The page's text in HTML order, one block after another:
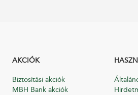
AKCIÓK
Biztosítási akciók
MBH Bank akciók